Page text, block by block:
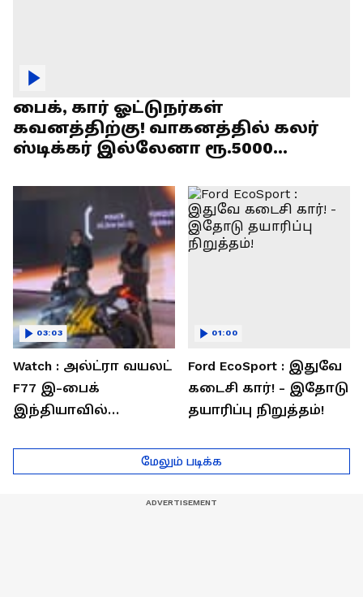
பைக், கார் ஓட்டுநர்கள்
கவனத்திற்கு! வாகனத்தில் கலர்
ஸ்டிக்கர் இல்லேனா ரூ.5000
Watch : அல்ட்ரா வயலட்
F77 இ-பைக்
இந்தியாவில்
சார்ஜில் 307கி.மீ
பயணம்!
03:03
Ford EcoSport : இதுவே
கடைசி கார்! - இதோடு
தயாரிப்பு நிறுத்தம்!
01:00
மேலும் படிக்க